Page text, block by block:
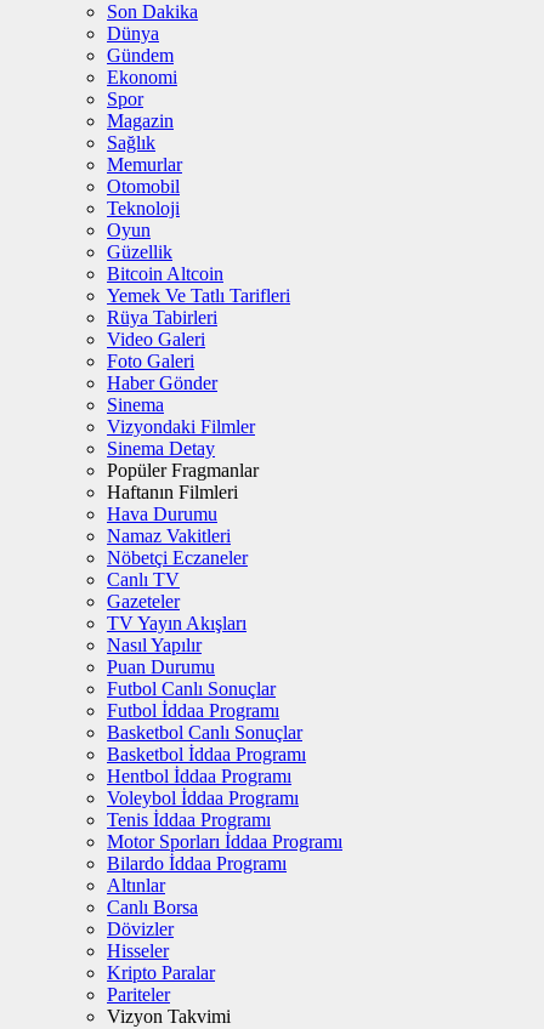
Son Dakika
Dünya
Gündem
Ekonomi
Spor
Magazin
Sağlık
Memurlar
Otomobil
Teknoloji
Oyun
Güzellik
Bitcoin Altcoin
Yemek Ve Tatlı Tarifleri
Rüya Tabirleri
Video Galeri
Foto Galeri
Haber Gönder
Sinema
Vizyondaki Filmler
Sinema Detay
Popüler Fragmanlar
Haftanın Filmleri
Hava Durumu
Namaz Vakitleri
Nöbetçi Eczaneler
Canlı TV
Gazeteler
TV Yayın Akışları
Nasıl Yapılır
Puan Durumu
Futbol Canlı Sonuçlar
Futbol İddaa Programı
Basketbol Canlı Sonuçlar
Basketbol İddaa Programı
Hentbol İddaa Programı
Voleybol İddaa Programı
Tenis İddaa Programı
Motor Sporları İddaa Programı
Bilardo İddaa Programı
Altınlar
Canlı Borsa
Dövizler
Hisseler
Kripto Paralar
Pariteler
Vizyon Takvimi